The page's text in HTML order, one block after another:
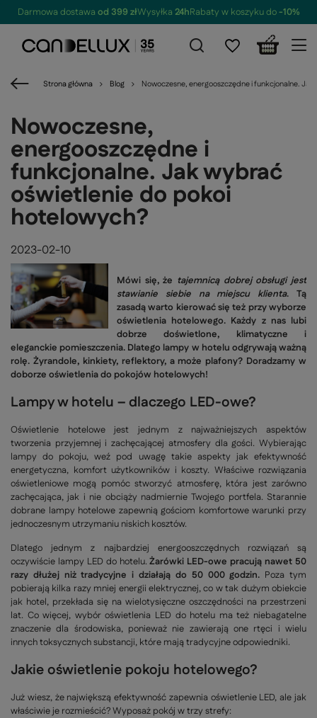
Darmowa dostawa od 399 złWysyłka 24hRabaty w koszyku do-10%
Strona główna Blog Nowoczesne, energooszczędne i funkcjonalne.
Nowoczesne,
energooszczędne i
funkcjonalne. Jak wybrać
oświetlenie do pokoi
hotelowych?
2023-02-10
Mówi się, że tajemnicą dobrej obsługi jest
stawianie siebie na miejscu klienta. Tą
zasadą warto kierować się też przy wyborze
oświetlenia hotelowego. Każdy z nas lubi
dobrze doświetlone, klimatyczne i
eleganckie pomieszczenia. Dlatego lampy w hotelu odgrywają ważną
rolę. Żyrandole, kinkiety, reflektory, a może plafony? Doradzamy w
doborze oświetlenia do pokojów hotelowych!
Lampy w hotelu – dlaczego LED-owe?
Oświetlenie hotelowe jest jednym z najważniejszych aspektów
tworzenia przyjemnej i zachęcającej atmosfery dla gości. Wybierając
lampy do pokoju, weź pod uwagę takie aspekty jak efektywność
energetyczna, komfort użytkowników i koszty. Właściwe rozwiązania
oświetleniowe mogą pomóc stworzyć atmosferę, która jest zarówno
zachęcająca, jak i nie obciąży nadmiernie Twojego portfela. Starannie
dobrane lampy hotelowe zapewnią gościom komfortowe warunki przy
jednoczesnym utrzymaniu niskich kosztów.
Dlatego jednym z najbardziej energooszczędnych rozwiązań są
oczywiście lampy LED do hotelu.Żarówki LED-owe pracują nawet 50
razy dłużej niż tradycyjne i działają do 50 000 godzin. Poza tym
pobierają kilka razy mniej energii elektrycznej, co w tak dużym obiekcie
jak hotel, przekłada się na wielotysięczne oszczędności na przestrzeni
lat. Co więcej, wybór oświetlenia LED do hotelu ma też niebagatelne
znaczenie dla środowiska, ponieważ nie zawierają one rtęci i wielu
innych toksycznych substancji, które mają tradycyjne odpowiedniki.
Jakie oświetlenie pokoju hotelowego?
Już wiesz, że największą efektywność zapewnia oświetlenie LED, ale jak
właściwie je rozmieścić? Wyposaż pokój w trzy strefy: